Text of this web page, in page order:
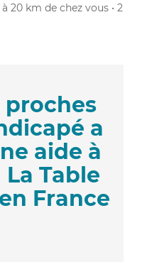
à 20 km de chez vous • 2
proches
a
aide à
Table
France